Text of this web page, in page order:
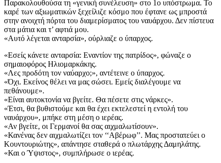
Παρακολουθούσα τη «γενική συνέλευση» στο 1ο υπόστρωμα. Το
καρέ των αξιωματικών ξεχείλιζε κόσμο που έφτανε ως μπροστά
στην ανοιχτή πόρτα του διαμερίσματος του ναυάρχου. Δεν πίστευα
στα μάτια και τ’ αφτιά μου.
«Αυτό λέγεται ανταρσία», ούρλιαζε ο ύπαρχος.
«Εσείς κάνετε ανταρσία: Εναντίον της πατρίδος», φώναζε ο
σημαιοφόρος Ηλιομαρκάκης.
«Λες προδότη τον ναύαρχο;», αντέτεινε ο ύπαρχος.
«Όχι. Εκείνος θέλει να μας σώσει. Εμείς διαλέγουμε να
πεθάνουμε».
«Είναι αυτοκτονία να βγείτε. Θα πέσετε στις νάρκες».
«Έτσι, θα βυθιστούμε και θα έχει εκτελεστεί η εντολή του
ναυάρχου», μπήκε στη μέση ο ιερέας.
«Αν βγείτε, οι Γερμανοί θα σας αιχμαλωτίσουν».
«Κανένας δεν αιχμαλωτίζει τον ‘‘Αβέρωφ’’. Μας προστατεύει ο
Κουντουριώτης», απάντησε σταθερά ο πλωτάρχης Δαμηλάτης.
«Και ο Ύψιστος», συμπλήρωσε ο ιερέας.